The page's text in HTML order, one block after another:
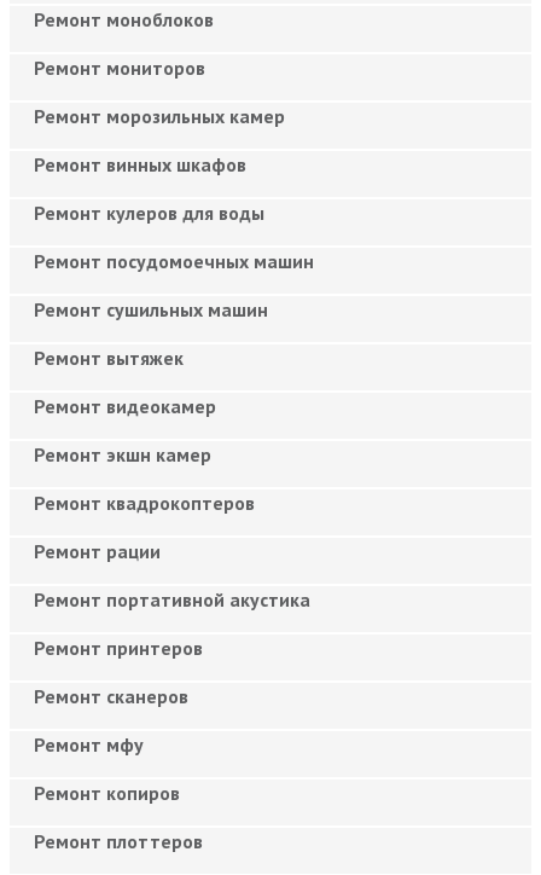
Ремонт моноблоков
Ремонт мониторов
Ремонт морозильных камер
Ремонт винных шкафов
Ремонт кулеров для воды
Ремонт посудомоечных машин
Ремонт сушильных машин
Ремонт вытяжек
Ремонт видеокамер
Ремонт экшн камер
Ремонт квадрокоптеров
Ремонт рации
Ремонт портативной акустика
Ремонт принтеров
Ремонт сканеров
Ремонт мфу
Ремонт копиров
Ремонт плоттеров